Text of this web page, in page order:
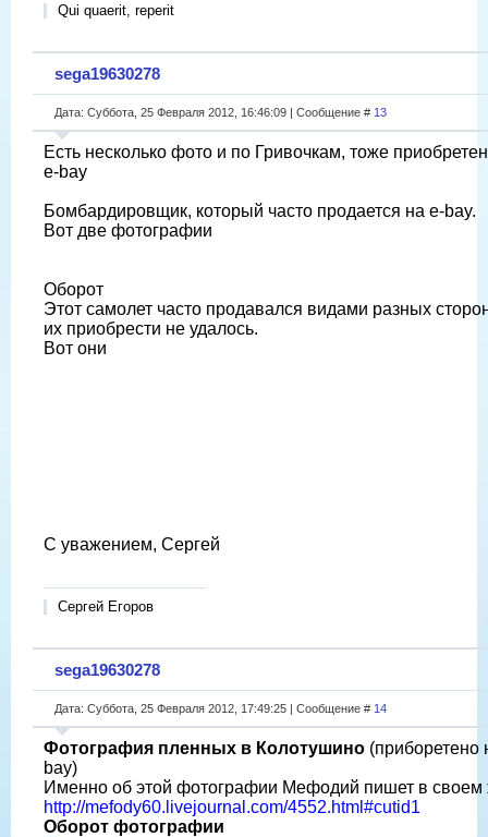
Qui quaerit, reperit
sega19630278
Дата: Суббота, 25 Февраля 2012, 16:46:09 | Сообщение # 13
Есть несколько фото и по Гривочкам, тоже
e-bay
Бомбардировщик, который часто продается на e-bay.
Вот две фотографии
Оборот
Этот самолет часто продавался видами разных
их приобрести не удалось.
Вот они
С уважением, Сергей
Сергей Егоров
sega19630278
Дата: Суббота, 25 Февраля 2012, 17:49:25 | Сообщение # 14
Фотография пленных в Колотушино (приборетено
bay)
Именно об этой фотографии Мефодий пишет в своем
http://mefody60.livejournal.com/4552.html#cutid1
Оборот фотографии